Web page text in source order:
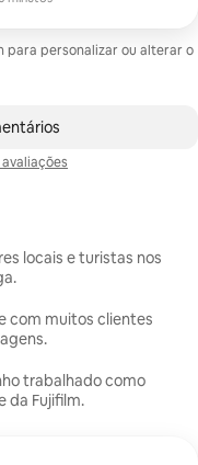
pedido de casamento?
roupa. Tudo isso será
acordo com seus planos
mínimo de 100 fotos
até 72 horas. 3
adicionais disponíveis
para personalizar ou alterar o
7 avaliações
locais e turistas nos
com muitos clientes
trabalhado como
da Fujifilm.